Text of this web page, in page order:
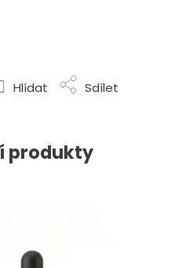
Hlídat Sdílet
produkty